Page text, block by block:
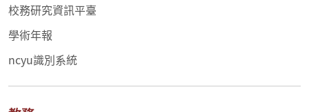
校務研究資訊平臺
學術年報
ncyu識別系統